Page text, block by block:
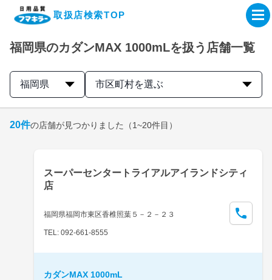
取扱店検索TOP
企業・IR情報サイト
製品情報サイト
オンラインショップ
取扱店検索はこちら
福岡県のカダンMAX 1000mLを扱う店舗一覧
福岡県 市区町村を選ぶ
20件の店舗が見つかりました （1~20件目）
スーパーセンタートライアルアイランドシティ
店
福岡県福岡市東区香椎照葉５－２－２３
TEL: 092-661-8555
カダンMAX 1000mL